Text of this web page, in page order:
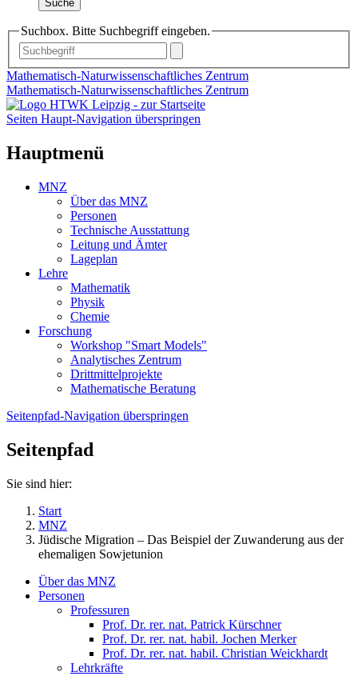
Suche
Suchbox. Bitte Suchbegriff eingeben.
Mathematisch-Naturwissenschaftliches Zentrum
Mathematisch-Naturwissenschaftliches Zentrum
Seiten Haupt-Navigation überspringen
Hauptmenü
MNZ
Über das MNZ
Personen
Technische Ausstattung
Leitung und Ämter
Lageplan
Lehre
Mathematik
Physik
Chemie
Forschung
Workshop "Smart Models"
Analytisches Zentrum
Drittmittelprojekte
Mathematische Beratung
Seitenpfad-Navigation überspringen
Seitenpfad
Sie sind hier:
Start
MNZ
Jüdische Migration – Das Beispiel der Zuwanderung aus der
ehemaligen Sowjetunion
Über das MNZ
Personen
Professuren
Prof. Dr. rer. nat. Patrick Kürschner
Prof. Dr. rer. nat. habil. Jochen Merker
Prof. Dr. rer. nat. habil. Christian Weickhardt
Lehrkräfte